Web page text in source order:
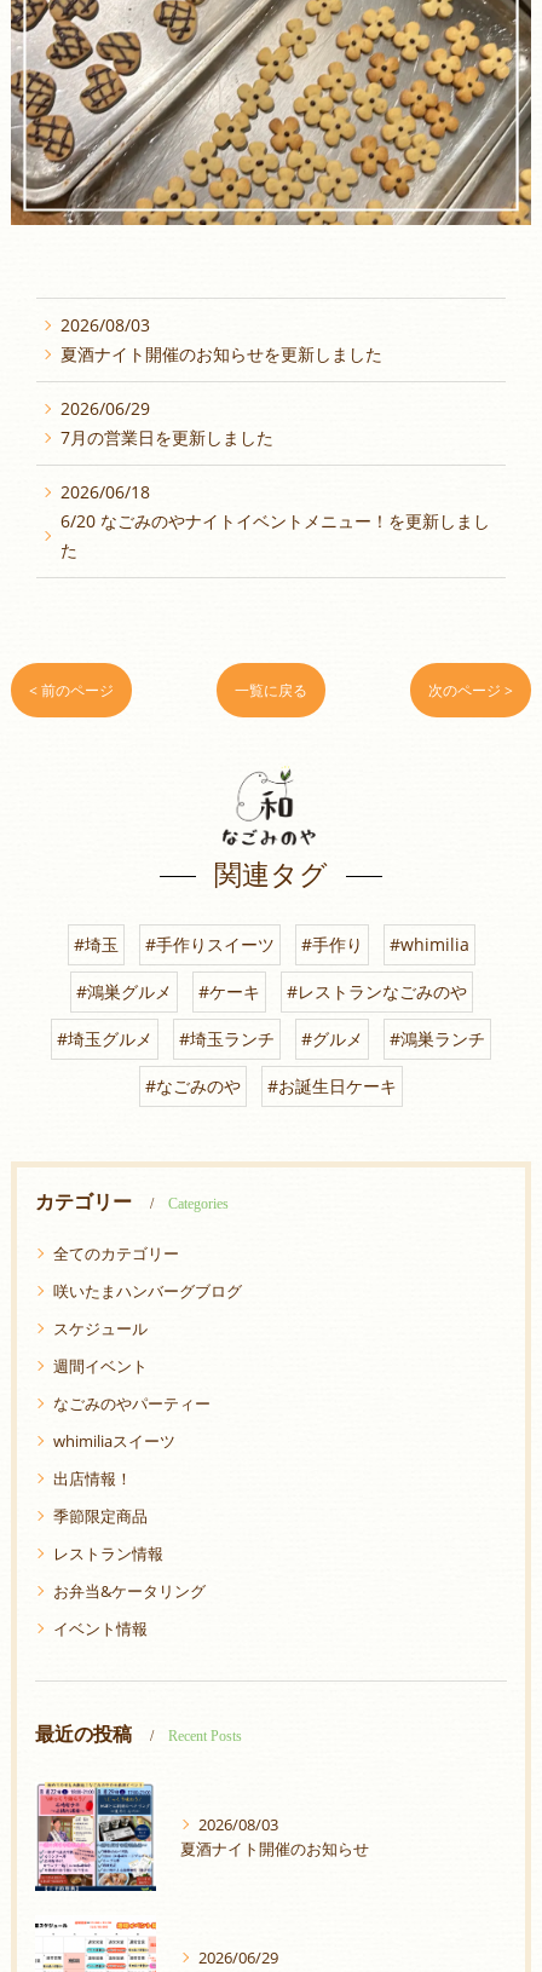
2026/08/03
夏酒ナイト開催のお知らせを更新しました
2026/06/29
7月の営業日を更新しました
2026/06/18
6/20 なごみのやナイトイベントメニュー！を更新しまし
た
< 前のページ 一覧に戻る 次のページ >
関連タグ
#埼玉 #手作りスイーツ #手作り #whimilia
#鴻巣グルメ #ケーキ #レストランなごみのや
#埼玉グルメ #埼玉ランチ #グルメ #鴻巣ランチ
#なごみのや #お誕生日ケーキ
カテゴリー Categories
全てのカテゴリー
咲いたまハンバーグブログ
スケジュール
週間イベント
なごみのやパーティー
whimiliaスイーツ
出店情報！
季節限定商品
レストラン情報
お弁当&ケータリング
イベント情報
最近の投稿 Recent Posts
2026/08/03
夏酒ナイト開催のお知らせ
2026/06/29